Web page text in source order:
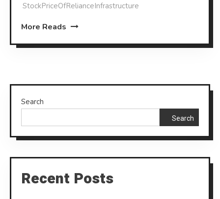
StockPriceOfRelianceInfrastructure
More Reads
Search
Search
Recent Posts